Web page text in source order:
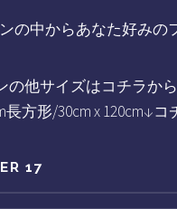
の中からあなた好みの
他サイズはコチラから
長方形/30cm x 120cm↓
17